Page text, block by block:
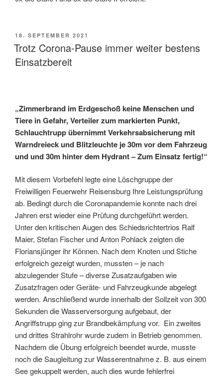
VERÖFFENTLICHT
AM
18. SEPTEMBER 2021
Trotz Corona-Pause immer weiter bestens
Einsatzbereit
„Zimmerbrand im Erdgeschoß keine Menschen und
Tiere in Gefahr, Verteiler zum markierten Punkt,
Schlauchtrupp übernimmt Verkehrsabsicherung mit
Warndreieck und Blitzleuchte je 30m vor dem Fahrzeug
und und 30m hinter dem Hydrant – Zum Einsatz fertig!“
Mit diesem Vorbefehl legte eine Löschgruppe der
Freiwilligen Feuerwehr Reisensburg Ihre Leistungsprüfung
ab. Bedingt durch die Coronapandemie konnte nach drei
Jahren erst wieder eine Prüfung durchgeführt werden.
Unter den kritischen Augen des Schiedsrichtertrios Ralf
Maier, Stefan Fischer und Anton Pohlack zeigten die
Floriansjünger ihr Können. Nach dem Knoten und Stiche
erfolgreich gezeigt wurden, mussten – je nach
abzulegender Stufe – diverse Zusatzaufgaben wie
Zusatzfragen oder Geräte- und Fahrzeugkunde abgelegt
werden. Anschließend wurde innerhalb der Sollzeit von 300
Sekunden die Wasserversorgung aufgebaut, der
Angriffstrupp ging zur Brandbekämpfung vor. Ein zweites
und drittes Strahlrohr wurde zudem in Betrieb genommen.
Nachdem die Übung erfolgreich beendet wurde, musste
noch die Saugleitung zur Wasserentnahme z. B. aus einem
See gekuppelt werden, auch dies wurde fehlerfrei